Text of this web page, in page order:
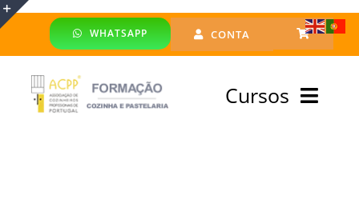
Skip
WHATSAPP CONTA
Cursos